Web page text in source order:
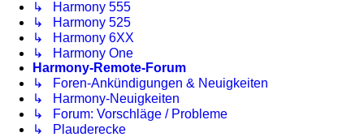
↳ Harmony 555
↳ Harmony 525
↳ Harmony 6XX
↳ Harmony One
Harmony-Remote-Forum
↳ Foren-Ankündigungen & Neuigkeiten
↳ Harmony-Neuigkeiten
↳ Forum: Vorschläge / Probleme
↳ Plauderecke